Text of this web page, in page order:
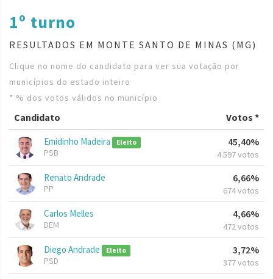
1º turno
RESULTADOS EM MONTE SANTO DE MINAS (MG)
Clique no nome do candidato para ver sua votação por
municípios do estado inteiro
* % dos votos válidos no município
Candidato Votos *
Emidinho Madeira Eleito
PSB
45,40%
4.597 votos
Renato Andrade
PP
6,66%
674 votos
Carlos Melles
DEM
4,66%
472 votos
Diego Andrade Eleito
PSD
3,72%
377 votos